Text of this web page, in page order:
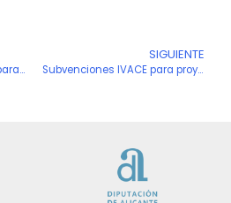
Subvenciones de la OEPM para el fomento de las solicitudes de patentes y modelos de utilidad españoles y en el exterior 2026
SIGUIENTE
Subvenciones IVACE para proyectos de innovación desarrollados por pymes (INNOVA-CV) 2026